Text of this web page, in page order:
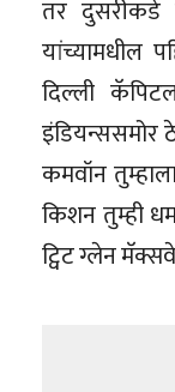
तर
यांच्यामधील
दिल्ली
इंडियन्ससमोर
कमवॉन
किशन तुम्ही
ट्विट ग्लेन